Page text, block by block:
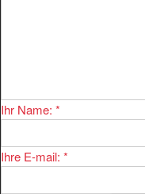
Ihr Name: *
Ihre E-mail: *